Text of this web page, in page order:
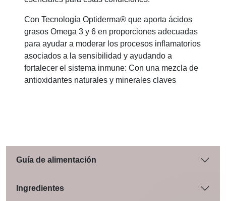
Con Tecnología Optiderma® que aporta ácidos
grasos Omega 3 y 6 en proporciones adecuadas
para ayudar a moderar los procesos inflamatorios
asociados a la sensibilidad y ayudando a
fortalecer el sistema inmune: Con una mezcla de
antioxidantes naturales y minerales claves
Guía de alimentación
Ingredientes